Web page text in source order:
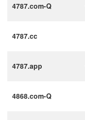
4787.com-Q
4787.cc
4787.app
4868.com-Q